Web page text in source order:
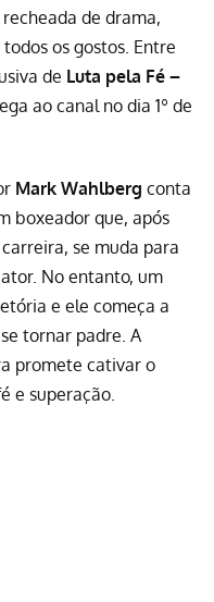
de drama,
os gostos. Entre
de Luta pela Fé –
ao canal no dia 1º de
Mark Wahlberg conta
boxeador que, após
se muda para
No entanto, um
e ele começa a
tornar padre. A
promete cativar o
e superação.